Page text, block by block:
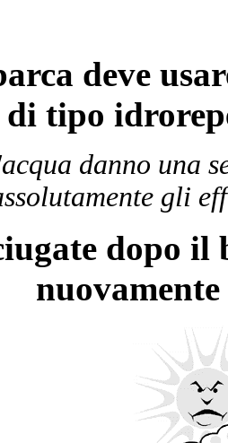
deve
di tipo
danno una
gli
dopo